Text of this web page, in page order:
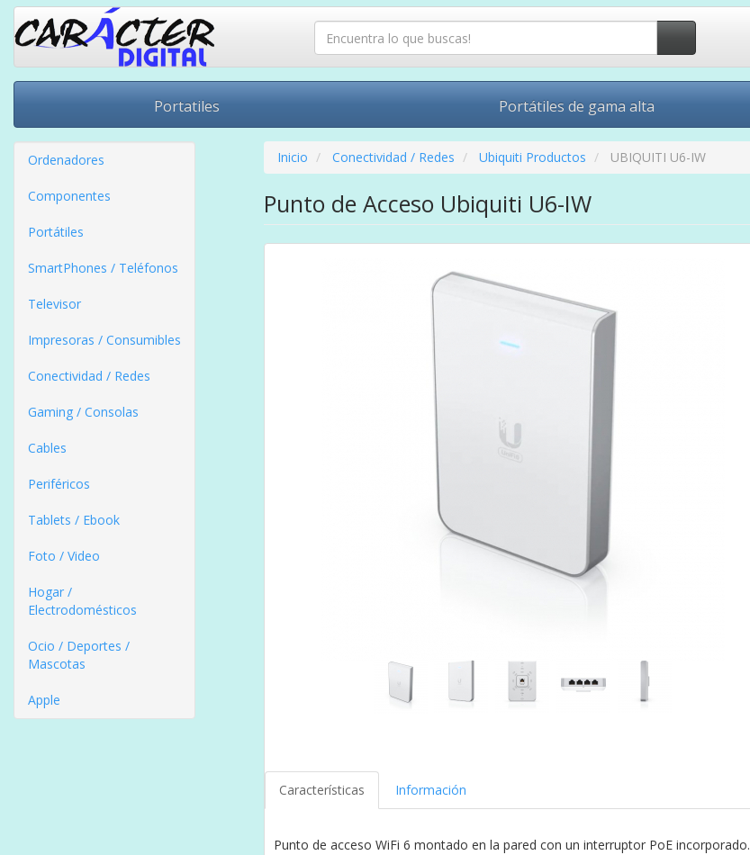
Portatiles Portátiles de gama alta
Ordenadores
Componentes
Portátiles
SmartPhones / Teléfonos
Televisor
Impresoras / Consumibles
Conectividad / Redes
Gaming / Consolas
Cables
Periféricos
Tablets / Ebook
Foto / Video
Hogar /
Electrodomésticos
Ocio / Deportes /
Mascotas
Apple
Inicio Conectividad / Redes Ubiquiti Productos UBIQUITI U6-IW
Punto de Acceso Ubiquiti U6-IW
Características Información
Punto de acceso WiFi 6 montado en la pared con un interruptor PoE incorporado.